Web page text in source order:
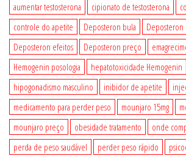
aumentar testosterona
cipionato de testosterona
controle do apetite
Deposteron bula
Deposteron
Deposteron efeitos
Deposteron preço
Hemogenin posologia
hepatotoxicidade Hemogenin
hipogonadismo masculino
inibidor de apetite
medicamento para perder peso
mounjaro 15mg
mounjaro preço
obesidade tratamento
onde
perda de peso saudável
perder peso rápido